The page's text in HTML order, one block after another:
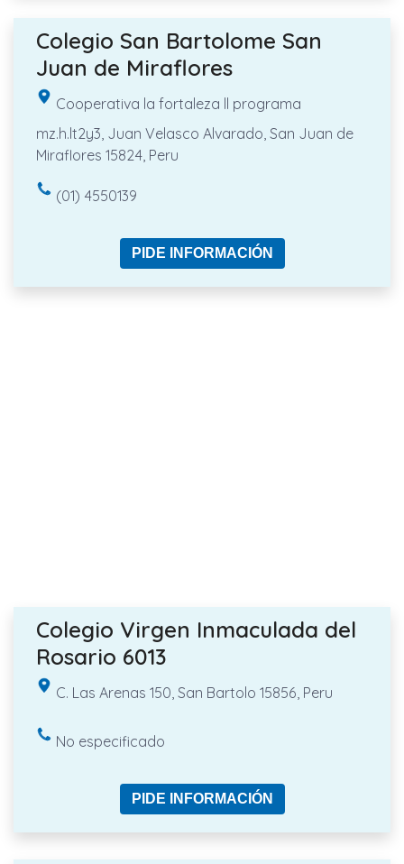
Colegio San Bartolome San
Juan de Miraflores
Cooperativa la fortaleza ll programa
mz.h.lt2y3, Juan Velasco Alvarado, San Juan de
Miraflores 15824, Peru
(01) 4550139
PIDE INFORMACIÓN
Colegio Virgen Inmaculada del
Rosario 6013
C. Las Arenas 150, San Bartolo 15856, Peru
No especificado
PIDE INFORMACIÓN